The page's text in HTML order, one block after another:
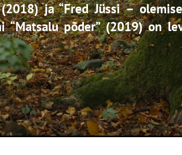
ja “Fred Jüssi –
“Matsalu põder” (2019) on